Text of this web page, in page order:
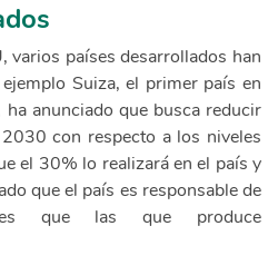
varios países desarrollados han
Suiza, el primer país en
anunciado que busca reducir
con respecto a los niveles
el 30% lo realizará en el país y
que el país es responsable de
que las que produce